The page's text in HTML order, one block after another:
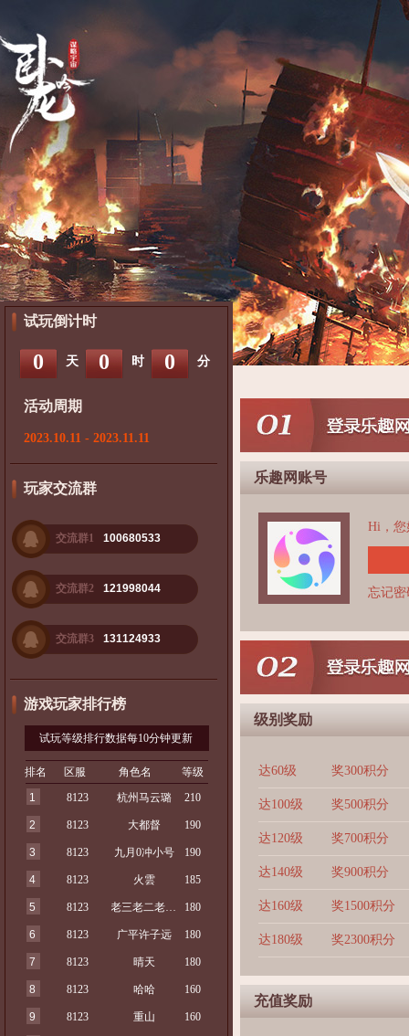
试玩倒计时
0 天 0 时 0 分
活动周期
2023.10.11 - 2023.11.11
玩家交流群
交流群1 100680533
交流群2 121998044
交流群3 131124933
游戏玩家排行榜
试玩等级排行数据每10分钟更新
排名 区服 角色名
等级
1
8123 杭州马云璐 210
2 8123 大都督 190
3 8123 九月0冲小号 190
4 8123 火雲 185
5 8123 老三老二老大了 180
6 8123 广平许子远 180
7 8123 晴天 180
8 8123 哈哈 160
9 8123 重山 160
乐趣网账号
Hi，您
忘记密
级别奖励
达60级 奖300积分
达100级 奖500积分
达120级 奖700积分
达140级 奖900积分
达160级 奖1500积分
达180级 奖2300积分
充值奖励